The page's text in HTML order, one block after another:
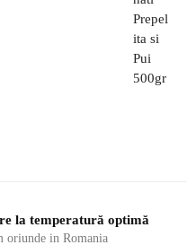
la temperatură optimă
oriunde in Romania